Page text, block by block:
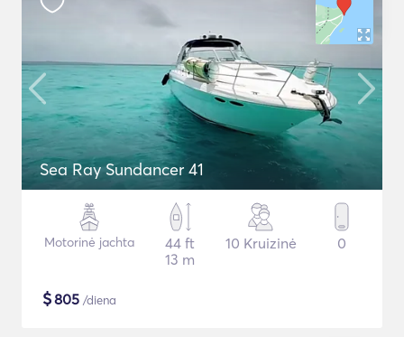
Sea Ray Sundancer 41
Motorinė jachta
44 ft
13 m
10 Kruizinė 0
$805 /diena